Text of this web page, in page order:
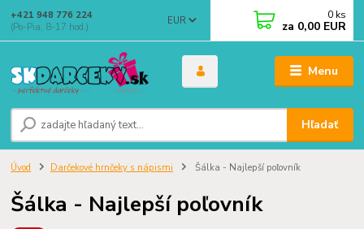
Menu
EUR
Hľadať
+421 948 776 224
(Po-Pia, 8-17 hod.)
0 ks
za 0,00 EUR
Úvod Darčekové hrnčeky s nápismi Šálka - Najlepší poľovník
Šálka - Najlepší poľovník